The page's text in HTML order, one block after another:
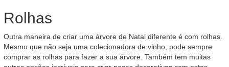
Rolhas
Outra maneira de criar uma árvore de Natal diferente é com rolhas.
Mesmo que não seja uma colecionadora de vinho, pode sempre
comprar as rolhas para fazer a sua árvore. Também tem muitas